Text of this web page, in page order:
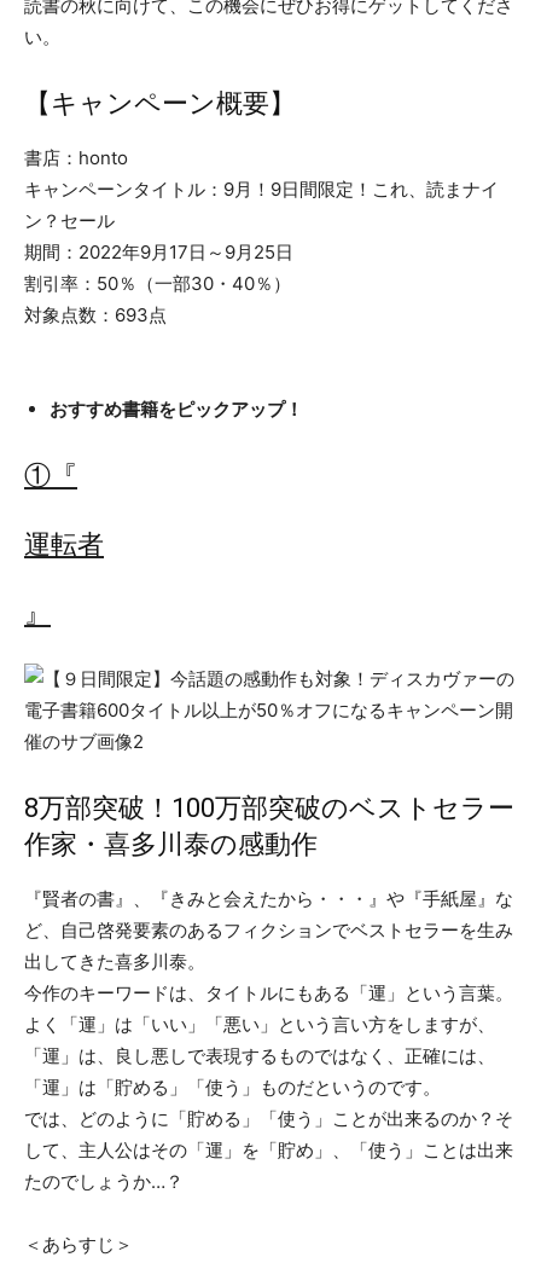
読書の秋に向けて、この機会にぜひお得にゲットしてくださ
い。
【キャンペーン概要】
書店：honto
キャンペーンタイトル：9月！9日間限定！これ、読まナイ
ン？セール
期間：2022年9月17日～9月25日
割引率：50％（一部30・40％）
対象点数：693点
おすすめ書籍をピックアップ！
①『
運転者
』
8万部突破！100万部突破のベストセラー
作家・喜多川泰の感動作
『賢者の書』、『きみと会えたから・・・』や『手紙屋』な
ど、自己啓発要素のあるフィクションでベストセラーを生み
出してきた喜多川泰。
今作のキーワードは、タイトルにもある「運」という言葉。
よく「運」は「いい」「悪い」という言い方をしますが、
「運」は、良し悪しで表現するものではなく、正確には、
「運」は「貯める」「使う」ものだというのです。
では、どのように「貯める」「使う」ことが出来るのか？そ
して、主人公はその「運」を「貯め」、「使う」ことは出来
たのでしょうか…？
＜あらすじ＞